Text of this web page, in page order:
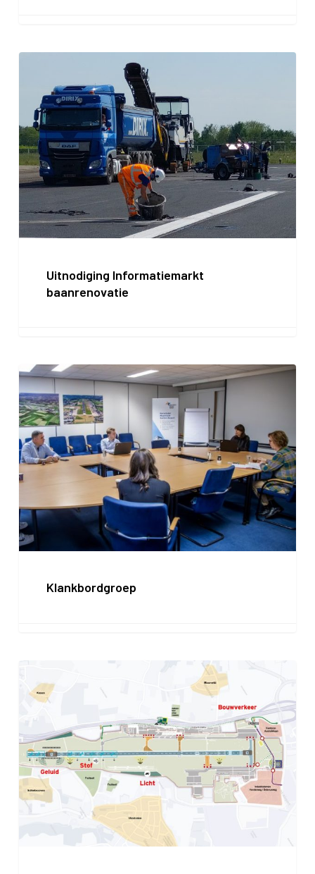
Informatiemarkt
baanrenovatie
Uitnodiging Informatiemarkt
baanrenovatie
Klankbordgroep
Klankbordgroep
locaties